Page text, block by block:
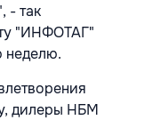
- так
"ИНФОТАГ"
неделю.
дилеры НБМ